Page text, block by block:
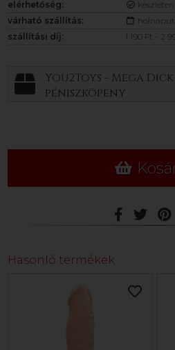
elérhetőség:
készleten
várható szállítás:
szállítási díj:
1 190 Ft - 2
You2Toys - Mega
péniszköpeny
Hasonló termékek